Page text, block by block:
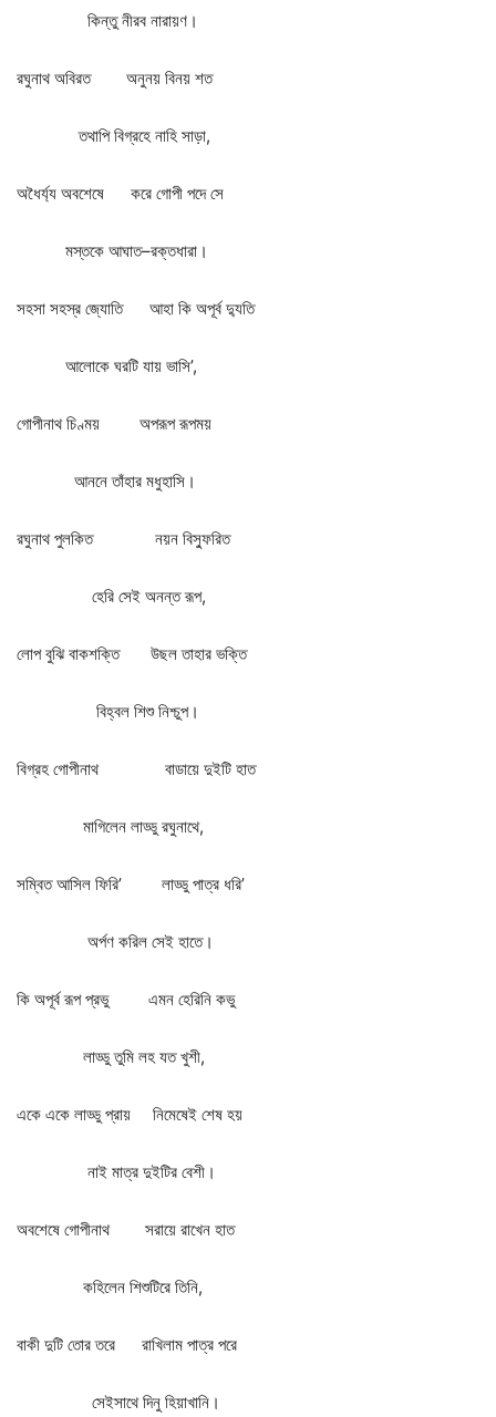
কিন্তু নীরব নারায়ণ।
রঘুনাথ অবিরত অনুনয় বিনয় শত
তথাপি বিগ্রহে নাহি সাড়া,
অধৈর্য্য অবশেষে করে গোপী পদে সে
মস্তকে আঘাত–রক্তধারা।
সহসা সহস্র জ্যোতি আহা কি অপূর্ব দ্যুতি
আলোকে ঘরটি যায় ভাসি’,
গোপীনাথ চিণ্ময় অপরূপ রূপময়
আননে তাঁহার মধুহাসি।
রঘুনাথ পুলকিত নয়ন বিস্ফুরিত
হেরি সেই অনন্ত রূপ,
লোপ বুঝি বাকশক্তি উছল তাহার ভক্তি
বিহ্বল শিশু নিশ্চুপ।
বিগ্রহ গোপীনাথ বাডায়ে দুইটি হাত
মাগিলেন লাড্ডু রঘুনাথে,
সম্বিত আসিল ফিরি’ লাড্ডু পাত্র ধরি’
অর্পণ করিল সেই হাতে।
কি অপূর্ব রূপ প্রভু এমন হেরিনি কভু
লাড্ডু তুমি লহ যত খুশী,
একে একে লাড্ডু প্রায় নিমেষেই শেষ হয়
নাই মাত্র দুইটির বেশী।
অবশেষে গোপীনাথ সরায়ে রাখেন হাত
কহিলেন শিশুটিরে তিনি,
বাকী দুটি তোর তরে রাখিলাম পাত্র পরে
সেইসাথে দিনু হিয়াখানি।